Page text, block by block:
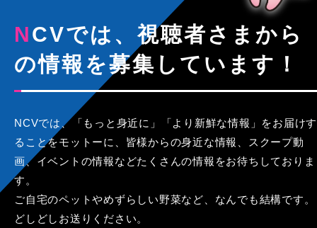
NCVでは、視聴者さまから
の情報を募集しています！
NCVでは、「もっと身近に」「より新鮮な情報」をお届けす
ることをモットーに、皆様からの身近な情報、スクープ動
画、イベントの情報などたくさんの情報をお待ちしておりま
す。
ご自宅のペットやめずらしい野菜など、なんでも結構です。
どしどしお送りください。